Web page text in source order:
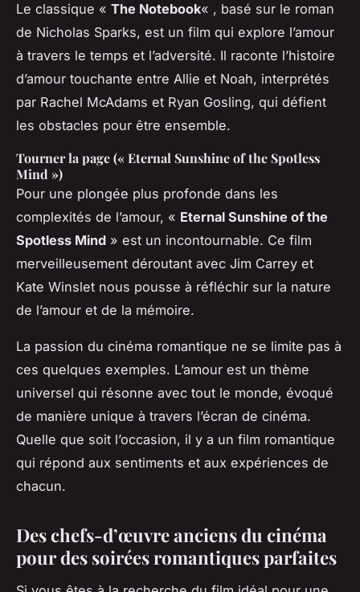
Le classique « The Notebook« , basé sur le roman
de Nicholas Sparks, est un film qui explore l’amour
à travers le temps et l’adversité. Il raconte l’histoire
d’amour touchante entre Allie et Noah, interprétés
par Rachel McAdams et Ryan Gosling, qui défient
les obstacles pour être ensemble.
Tourner la page (« Eternal Sunshine of the Spotless
Mind »)
Pour une plongée plus profonde dans les
complexités de l’amour, « Eternal Sunshine of the
Spotless Mind » est un incontournable. Ce film
merveilleusement déroutant avec Jim Carrey et
Kate Winslet nous pousse à réfléchir sur la nature
de l’amour et de la mémoire.
La passion du cinéma romantique ne se limite pas à
ces quelques exemples. L’amour est un thème
universel qui résonne avec tout le monde, évoqué
de manière unique à travers l’écran de cinéma.
Quelle que soit l’occasion, il y a un film romantique
qui répond aux sentiments et aux expériences de
chacun.
Des chefs-d’œuvre anciens du cinéma
pour des soirées romantiques parfaites